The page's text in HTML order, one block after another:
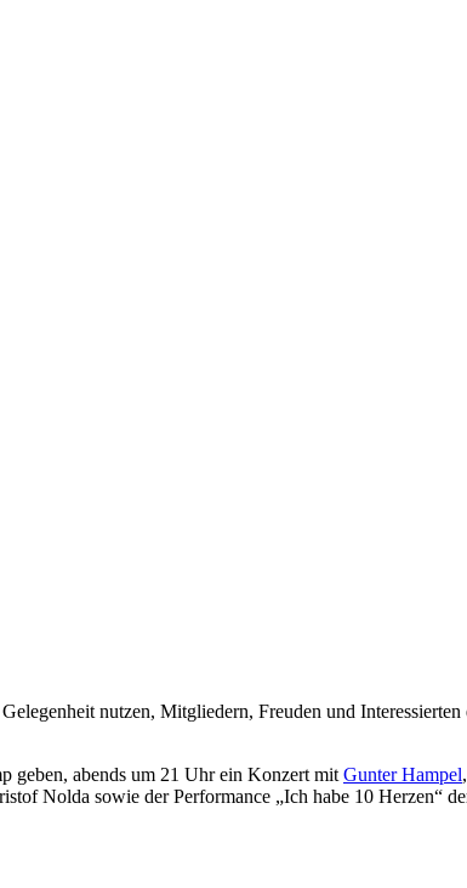
nutzen, Mitgliedern, Freuden und
geben, abends um 21 Uhr ein Konzert mit Gunter Hampel
Nolda sowie der Performance „Ich habe 10 Herzen“